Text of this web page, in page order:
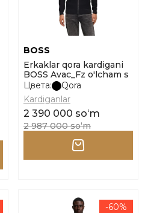
BOSS
Erkaklar qora kardigani
BOSS Avac_Fz o'lcham s
Цвета:
Qora
Kardiganlar
2 390 000 soʻm
2 987 000 soʻm
-60%